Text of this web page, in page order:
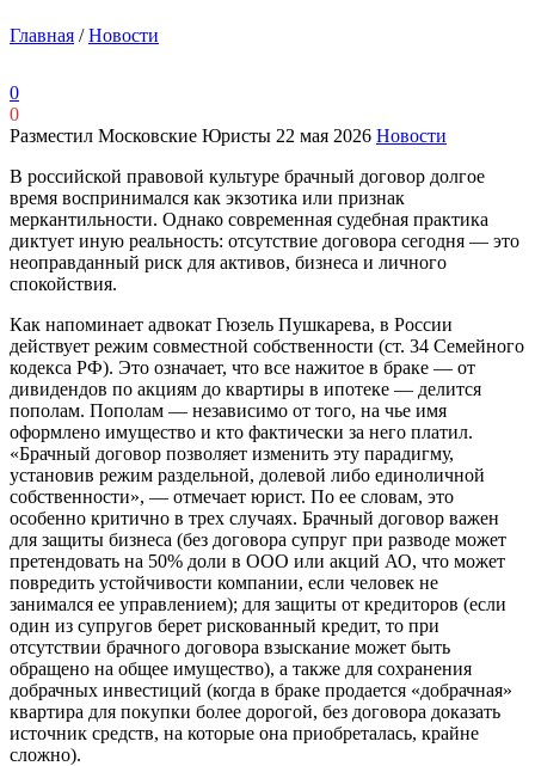
Главная /Новости
0
0
Разместил Московские Юристы 22 мая 2026 Новости
В российской правовой культуре брачный договор долгое
время воспринимался как экзотика или признак
меркантильности. Однако современная судебная практика
диктует иную реальность: отсутствие договора сегодня — это
неоправданный риск для активов, бизнеса и личного
спокойствия.
Как напоминает адвокат Гюзель Пушкарева, в России
действует режим совместной собственности (ст. 34 Семейного
кодекса РФ). Это означает, что все нажитое в браке — от
дивидендов по акциям до квартиры в ипотеке — делится
пополам. Пополам — независимо от того, на чье имя
оформлено имущество и кто фактически за него платил.
«Брачный договор позволяет изменить эту парадигму,
установив режим раздельной, долевой либо единоличной
собственности», — отмечает юрист. По ее словам, это
особенно критично в трех случаях. Брачный договор важен
для защиты бизнеса (без договора супруг при разводе может
претендовать на 50% доли в ООО или акций АО, что может
повредить устойчивости компании, если человек не
занимался ее управлением); для защиты от кредиторов (если
один из супругов берет рискованный кредит, то при
отсутствии брачного договора взыскание может быть
обращено на общее имущество), а также для сохранения
добрачных инвестиций (когда в браке продается «добрачная»
квартира для покупки более дорогой, без договора доказать
источник средств, на которые она приобреталась, крайне
сложно).